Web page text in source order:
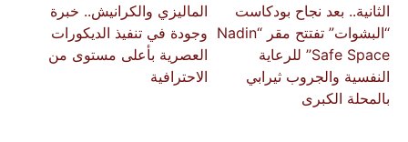
الثانية.. بعد نجاح بودكاست
“البشوات” تفتتح مقر “Nadin
Safe Space” للرعاية
النفسية والجروب ثيرابي
بالمحلة الكبرى
الماليزي والكرانيش.. خبرة
وجودة في تنفيذ الديكورات
العصرية بأعلى مستوى من
الاحترافية